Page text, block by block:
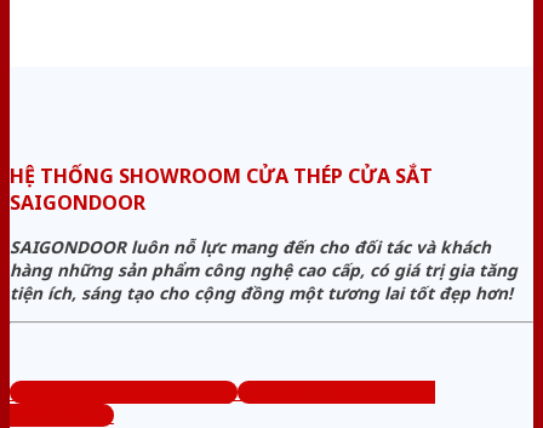
HỆ THỐNG SHOWROOM CỬA THÉP CỬA SẮT
SAIGONDOOR
SAIGONDOOR luôn nỗ lực mang đến cho đối tác và khách
hàng những sản phẩm công nghệ cao cấp, có giá trị gia tăng
tiện ích, sáng tạo cho cộng đồng một tương lai tốt đẹp hơn!
www.cuanhuacomposite.org
Tổng đài tư vấn miễn phí:
0824.400.400